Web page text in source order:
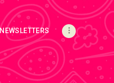
NEWSLETTERS